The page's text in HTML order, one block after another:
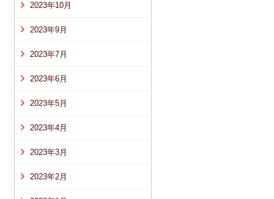
2023年10月
2023年9月
2023年7月
2023年6月
2023年5月
2023年4月
2023年3月
2023年2月